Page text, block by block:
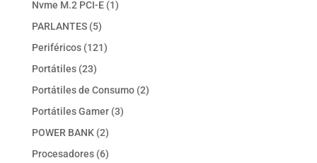
Nvme M.2 PCI-E 11
PARLANTES 55
productos
Periféricos 121121
Portátiles 2323
productos
Portátiles de Consumo 22
Portátiles Gamer 33
POWER BANK 22
productos
Procesadores 66